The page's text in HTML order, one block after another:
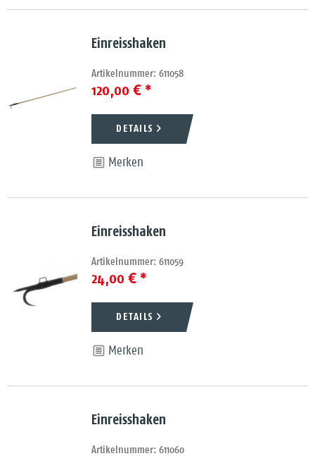
Einreisshaken
Artikelnummer: 611058
120,00 € *
DETAILS
Merken
Einreisshaken
Artikelnummer: 611059
24,00 € *
DETAILS
Merken
Einreisshaken
Artikelnummer: 611060